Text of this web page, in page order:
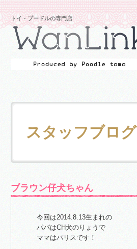
トイ・プードルの専門店
スタッフブログ
ブラウン仔犬ちゃん
今回は2014.8.13生まれの
パパはCH犬のりょうで
ママはパリスです！